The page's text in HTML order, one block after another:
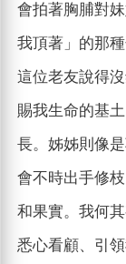
會拍著胸脯對
我頂著」的那種
這位老友說得
賜我生命的基
長。姊姊則像
會不時出手修
和果實。我何
悉心看顧、引領